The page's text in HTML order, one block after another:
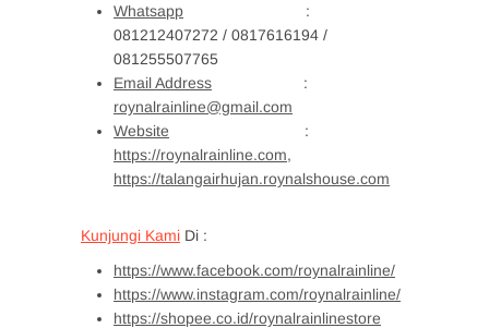
Whatsapp :
081212407272 / 0817616194 /
081255507765
Email Address :
roynalrainline@gmail.com
Website :
https://roynalrainline.com,
https://talangairhujan.roynalshouse.com
Kunjungi Kami Di :
https://www.facebook.com/roynalrainline/
https://www.instagram.com/roynalrainline/
https://shopee.co.id/roynalrainlinestore